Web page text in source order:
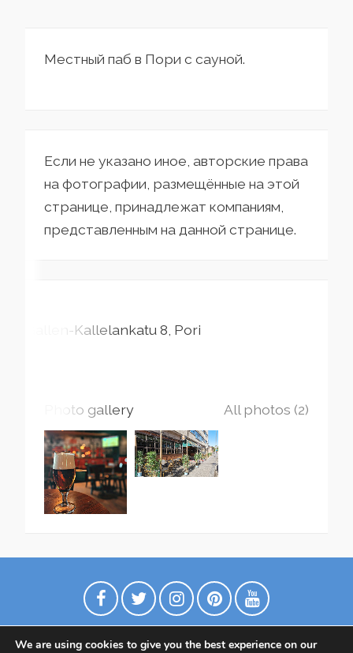
Местный паб в Пори с сауной.
Если не указано иное, авторские права
на фотографии, размещённые на этой
странице, принадлежат компаниям,
представленным на данной странице.
Gallen-Kallelankatu8 Pori
Photo gallery All photos (2)
We are using cookies to give you the best experience on our